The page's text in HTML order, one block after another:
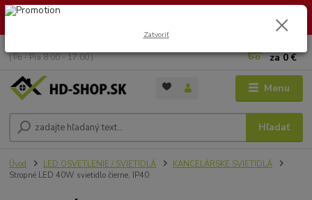
🏖️ DOVOLENKA 30.7.2026 – 9.8.2026 · Objednávky vybavíme po
Menu
Hľadať
( Po - Pia 8:00 - 17:00 )
za0 €
Úvod LED OSVETLENIE / SVIETIDLÁ
KANCELÁRSKE SVIETIDLÁ
Stropné LED 40W svietidlo čierne, IP40
Zatvoriť